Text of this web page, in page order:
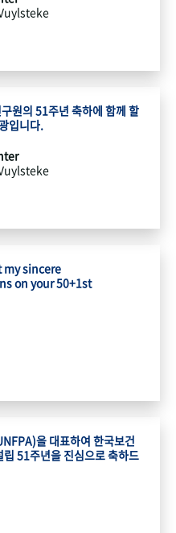
원의 51주년 축하에 함께 할
입니다.
my sincere
on your 50+1st
을 대표하여 한국보건
51주년을 진심으로 축하드